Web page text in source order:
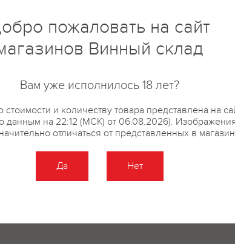
пожаловать на сайт
Винный склад
Вам уже исполнилось 18 лет?
и количеству товара представлена на
данным на 22:12 (МСК) от 06.08.2026).
отличаться от представленных в
Да Нет